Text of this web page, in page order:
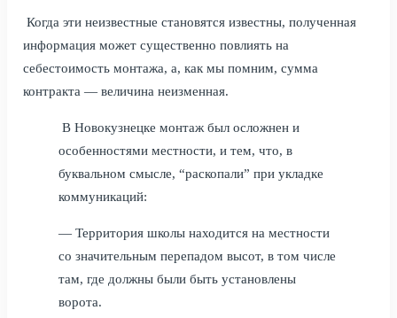
Когда эти неизвестные становятся известны, полученная
информация может существенно повлиять на
себестоимость монтажа, а, как мы помним, сумма
контракта — величина неизменная.
В Новокузнецке монтаж был осложнен и
особенностями местности, и тем, что, в
буквальном смысле, “раскопали” при укладке
коммуникаций:
— Территория школы находится на местности
со значительным перепадом высот, в том числе
там, где должны были быть установлены
ворота.